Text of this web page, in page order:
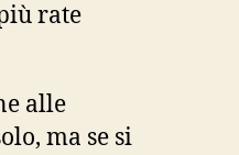
rate
alle
ma se si